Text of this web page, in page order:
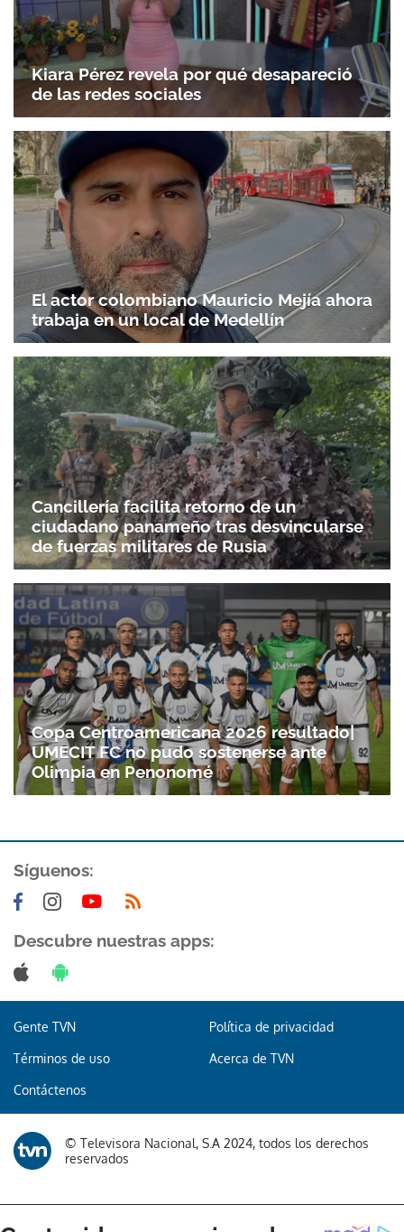
Kiara Pérez revela por qué desapareció
de las redes sociales
El actor colombiano Mauricio Mejía ahora
trabaja en un local de Medellín
Cancillería facilita retorno de un
ciudadano panameño tras desvincularse
de fuerzas militares de Rusia
Copa Centroamericana 2026 resultado|
UMECIT FC no pudo sostenerse ante
Olimpia en Penonomé
Síguenos:
Descubre nuestras apps:
Gente TVN Política de privacidad
Términos de uso Acerca de TVN
Contáctenos
© Televisora Nacional, S.A 2024, todos los derechos
reservados